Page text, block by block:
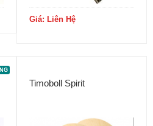
Giá: Liên Hệ
Timoboll Spirit